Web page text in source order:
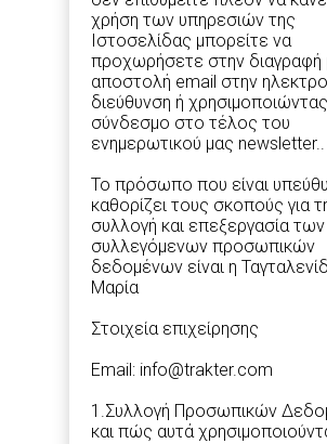
χρήση των υπηρεσιών της
Ιστοσελίδας μπορείτε να
προχωρήσετε στην διαγραφή
αποστολή email στην
διεύθυνση ή
σύνδεσμο στο τέλος του
ενημερωτικού μας newsletter..
Το πρόσωπο που είναι
καθορίζει τους σκοπούς για
συλλογή και επεξεργασία των
συλλεγόμενων προσωπικών
δεδομένων είναι η
Μαρία
Στοιχεία επιχείρησης
Email: info@trakter.com
1.Συλλογή Προσωπικών
και πώς αυτά